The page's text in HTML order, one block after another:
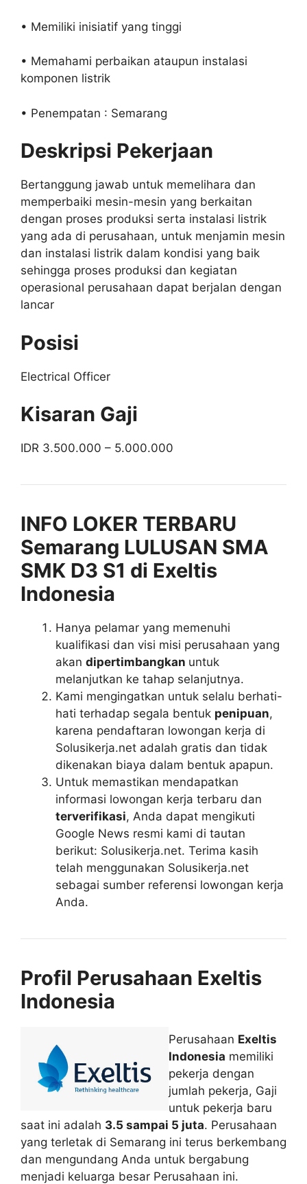
• Memiliki inisiatif yang tinggi
• Memahami perbaikan ataupun instalasi
komponen listrik
• Penempatan : Semarang
Deskripsi Pekerjaan
Bertanggung jawab untuk memelihara dan
memperbaiki mesin-mesin yang berkaitan
dengan proses produksi serta instalasi listrik
yang ada di perusahaan, untuk menjamin mesin
dan instalasi listrik dalam kondisi yang baik
sehingga proses produksi dan kegiatan
operasional perusahaan dapat berjalan dengan
lancar
Posisi
Electrical Officer
Kisaran Gaji
IDR 3.500.000 – 5.000.000
INFO LOKER TERBARU
Semarang LULUSAN SMA
SMK D3 S1 di Exeltis
Indonesia
Hanya pelamar yang memenuhi
kualifikasi dan visi misi perusahaan yang
akan dipertimbangkan untuk
melanjutkan ke tahap selanjutnya.
Kami mengingatkan untuk selalu berhati-
hati terhadap segala bentuk penipuan,
karena pendaftaran lowongan kerja di
Solusikerja.net adalah gratis dan tidak
dikenakan biaya dalam bentuk apapun.
Untuk memastikan mendapatkan
informasi lowongan kerja terbaru dan
terverifikasi, Anda dapat mengikuti
Google News resmi kami di tautan
berikut: Solusikerja.net. Terima kasih
telah menggunakan Solusikerja.net
sebagai sumber referensi lowongan kerja
Anda.
Profil Perusahaan Exeltis
Indonesia
Perusahaan Exeltis
Indonesia memiliki
pekerja dengan
jumlah pekerja, Gaji
untuk pekerja baru
saat ini adalah 3.5 sampai 5 juta. Perusahaan
yang terletak di Semarang ini terus berkembang
dan mengundang Anda untuk bergabung
menjadi keluarga besar Perusahaan ini.